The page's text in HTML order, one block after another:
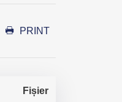
PRINT
Fișier